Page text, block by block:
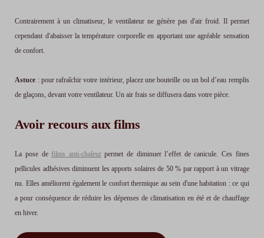
Contrairement à un climatiseur, le ventilateur ne génère pas d'air froid. Il permet
cependant d'abaisser la température corporelle en apportant une agréable sensation
de confort.
Astuce : pour rafraîchir votre intérieur, placez une bouteille ou un bol d’eau remplis
de glaçons, devant votre ventilateur. Un air frais se diffusera dans votre pièce.
Avoir recours aux films
La pose de films anti-chaleurpermet de diminuer l’effet de canicule. Ces fines
pellicules adhésives diminuent les apports solaires de 50 % par rapport à un vitrage
nu. Elles améliorent également le confort thermique au sein d'une habitation : ce qui
a pour conséquence de réduire les dépenses de climatisation en été et de chauffage
en hiver.